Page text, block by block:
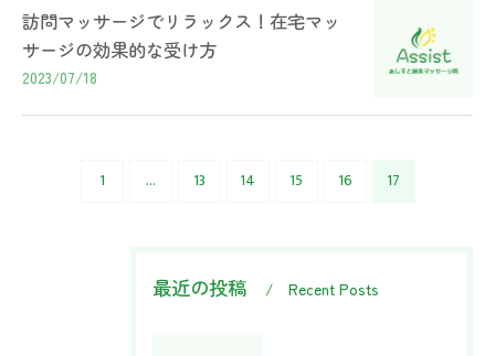
訪問マッサージでリラックス！在宅マッ
サージの効果的な受け方
2023/07/18
1 ... 13 14 15 16 17
最近の投稿 Recent Posts